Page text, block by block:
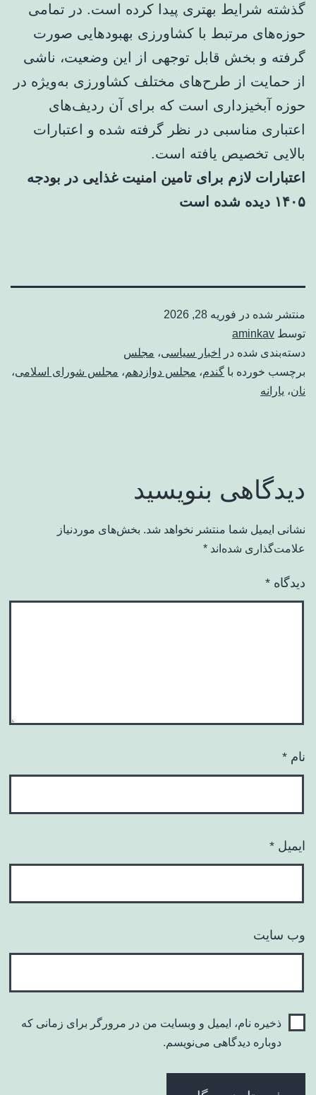
گذشته شرایط بهتری پیدا کرده است. در تمامی
حوزه‌های مرتبط با کشاورزی بهبودهایی صورت
گرفته و بخش قابل توجهی از این وضعیت، ناشی
از حمایت از طرح‌های مختلف کشاورزی به‌ویژه در
حوزه آبخیزداری است که برای آن ردیف‌های
اعتباری مناسبی در نظر گرفته شده و اعتبارات
بالایی تخصیص یافته است.
اعتبارات لازم برای تامین امنیت غذایی در بودجه
۱۴۰۵ دیده شده است
منتشر شده در فوریه 28, 2026
توسط aminkav
دسته‌بندی شده در
اخبار سیاسی، مجلس
برچسب خورده با گندم، مجلس دوازدهم، مجلس شورای اسلامی،
نان، یارانه
دیدگاهی بنویسید
نشانی ایمیل شما منتشر نخواهد شد. بخش‌های موردنیاز
علامت‌گذاری شده‌اند *
دیدگاه *
نام *
ایمیل *
وب‌ سایت
ذخیره نام، ایمیل و وبسایت من در مرورگر برای زمانی که
دوباره دیدگاهی می‌نویسم.